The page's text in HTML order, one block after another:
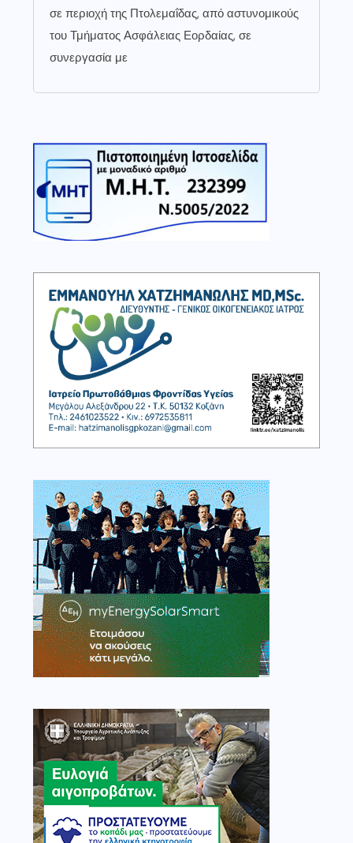
σε περιοχή της Πτολεμαΐδας, από αστυνομικούς
του Τμήματος Ασφάλειας Εορδαίας, σε
συνεργασία με